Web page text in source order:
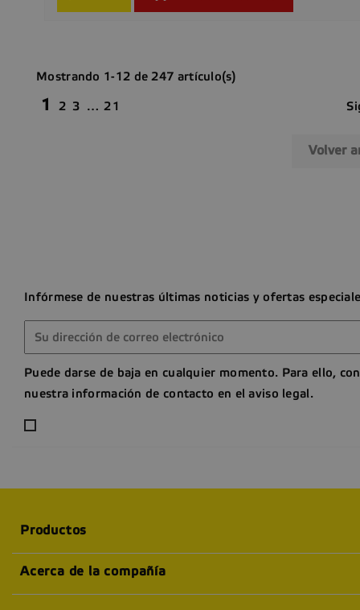
Mostrando 1-12 de 247 artículo(s)
1 2 3 … 21
Volver
Infórmese de nuestras últimas noticias y ofertas
Puede darse de baja en cualquier momento. Para ello,
nuestra información de contacto en el aviso legal.
Productos
Acerca de la compañía